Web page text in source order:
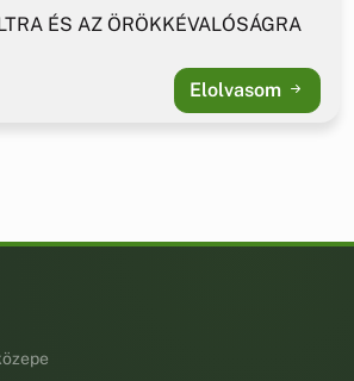
ÉS AZ ÖRÖKKÉVALÓSÁGRA
Elolvasom